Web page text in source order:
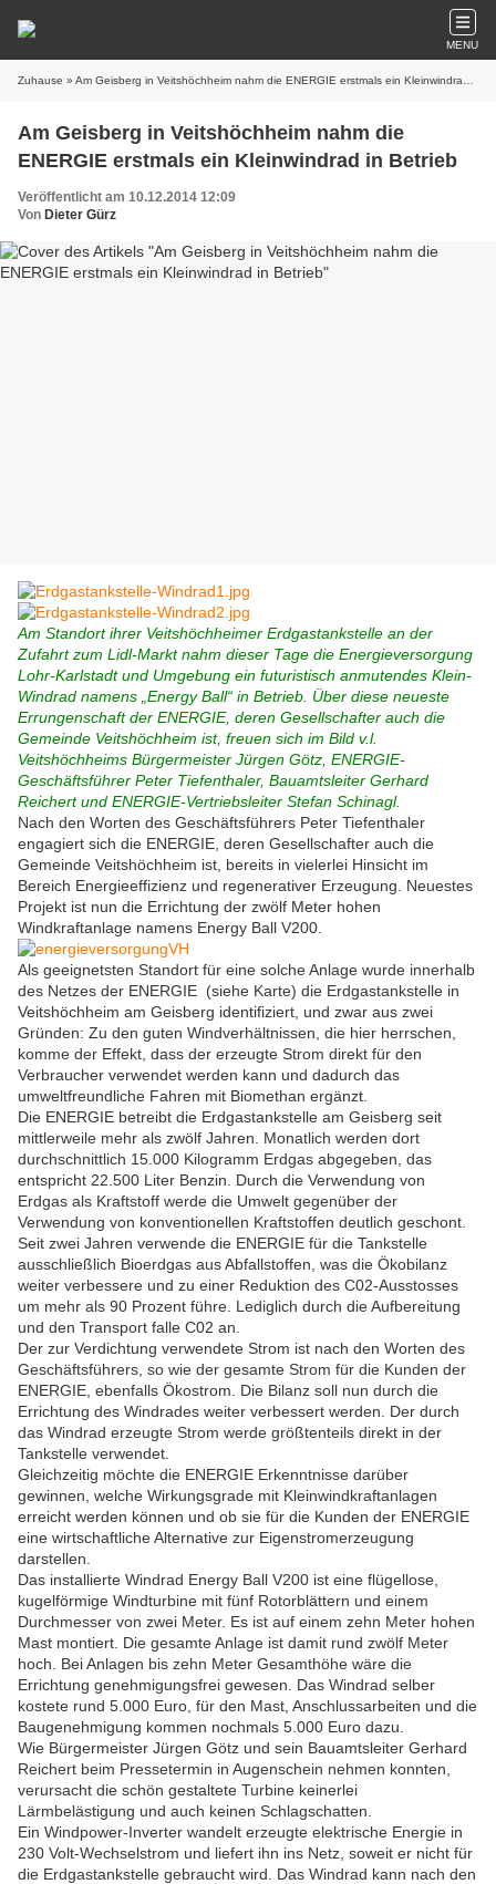
MENU
Zuhause » Am Geisberg in Veitshöchheim nahm die ENERGIE erstmals ein Kleinwindrad in Betrieb
Am Geisberg in Veitshöchheim nahm die
ENERGIE erstmals ein Kleinwindrad in Betrieb
Veröffentlicht am 10.12.2014 12:09
Von Dieter Gürz
Am Standort ihrer Veitshöchheimer Erdgastankstelle an der
Zufahrt zum Lidl-Markt nahm dieser Tage die Energieversorgung
Lohr-Karlstadt und Umgebung ein futuristisch anmutendes Klein-
Windrad namens „Energy Ball“ in Betrieb. Über diese neueste
Errungenschaft der ENERGIE, deren Gesellschafter auch die
Gemeinde Veitshöchheim ist, freuen sich im Bild v.l.
Veitshöchheims Bürgermeister Jürgen Götz, ENERGIE-
Geschäftsführer Peter Tiefenthaler, Bauamtsleiter Gerhard
Reichert und ENERGIE-Vertriebsleiter Stefan Schinagl.
Nach den Worten des Geschäftsführers Peter Tiefenthaler
engagiert sich die ENERGIE, deren Gesellschafter auch die
Gemeinde Veitshöchheim ist, bereits in vielerlei Hinsicht im
Bereich Energieeffizienz und regenerativer Erzeugung. Neuestes
Projekt ist nun die Errichtung der zwölf Meter hohen
Windkraftanlage namens Energy Ball V200.
Als geeignetsten Standort für eine solche Anlage wurde innerhalb
des Netzes der ENERGIE (siehe Karte) die Erdgastankstelle in
Veitshöchheim am Geisberg identifiziert, und zwar aus zwei
Gründen: Zu den guten Windverhältnissen, die hier herrschen,
komme der Effekt, dass der erzeugte Strom direkt für den
Verbraucher verwendet werden kann und dadurch das
umweltfreundliche Fahren mit Biomethan ergänzt.
Die ENERGIE betreibt die Erdgastankstelle am Geisberg seit
mittlerweile mehr als zwölf Jahren. Monatlich werden dort
durchschnittlich 15.000 Kilogramm Erdgas abgegeben, das
entspricht 22.500 Liter Benzin. Durch die Verwendung von
Erdgas als Kraftstoff werde die Umwelt gegenüber der
Verwendung von konventionellen Kraftstoffen deutlich geschont.
Seit zwei Jahren verwende die ENERGIE für die Tankstelle
ausschließlich Bioerdgas aus Abfallstoffen, was die Ökobilanz
weiter verbessere und zu einer Reduktion des C02-Ausstosses
um mehr als 90 Prozent führe. Lediglich durch die Aufbereitung
und den Transport falle C02 an.
Der zur Verdichtung verwendete Strom ist nach den Worten des
Geschäftsführers, so wie der gesamte Strom für die Kunden der
ENERGIE, ebenfalls Ökostrom. Die Bilanz soll nun durch die
Errichtung des Windrades weiter verbessert werden. Der durch
das Windrad erzeugte Strom werde größtenteils direkt in der
Tankstelle verwendet.
Gleichzeitig möchte die ENERGIE Erkenntnisse darüber
gewinnen, welche Wirkungsgrade mit Kleinwindkraftanlagen
erreicht werden können und ob sie für die Kunden der ENERGIE
eine wirtschaftliche Alternative zur Eigenstromerzeugung
darstellen.
Das installierte Windrad Energy Ball V200 ist eine flügellose,
kugelförmige Windturbine mit fünf Rotorblättern und einem
Durchmesser von zwei Meter. Es ist auf einem zehn Meter hohen
Mast montiert. Die gesamte Anlage ist damit rund zwölf Meter
hoch. Bei Anlagen bis zehn Meter Gesamthöhe wäre die
Errichtung genehmigungsfrei gewesen. Das Windrad selber
kostete rund 5.000 Euro, für den Mast, Anschlussarbeiten und die
Baugenehmigung kommen nochmals 5.000 Euro dazu.
Wie Bürgermeister Jürgen Götz und sein Bauamtsleiter Gerhard
Reichert beim Pressetermin in Augenschein nehmen konnten,
verursacht die schön gestaltete Turbine keinerlei
Lärmbelästigung und auch keinen Schlagschatten.
Ein Windpower-Inverter wandelt erzeugte elektrische Energie in
230 Volt-Wechselstrom und liefert ihn ins Netz, soweit er nicht für
die Erdgastankstelle gebraucht wird. Das Windrad kann nach den